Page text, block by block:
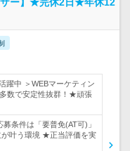
躍中 ＞WEBマーケティン
数で安定性抜群！★頑張
条件は「要普免(AT可)」
叶う環境 ★正当評価を実